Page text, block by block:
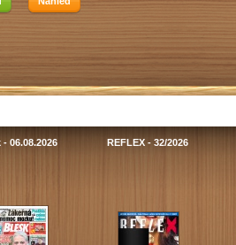
- 06.08.2026 REFLEX - 32/2026